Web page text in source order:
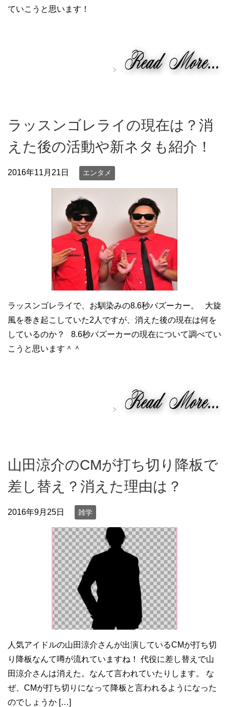
ていこうと思います！
ラッスンゴレライの現在は？消
えた後の活動や新ネタも紹介！
2016年11月21日 エンタメ
ラッスンゴレライで、お馴染みの8.6秒バズーカー。 大旋
風を巻き起こしていた2人ですが、消えた後の現在は何を
しているのか？ 8.6秒バズーカーの現在について調べてい
こうと思います＾＾
山田涼介のCMが打ち切り降板で
差し替え？消えた理由は？
2016年9月25日 雑学
人気アイドルの山田涼介さんが出演しているCMが打ち切
り降板なんて噂が流れていますね！ 代役に差し替えで山
田涼介さんは消えた。なんて言われていたりします。 な
ぜ、CMが打ち切りになって降板と言われるようになった
のでしょうか […]